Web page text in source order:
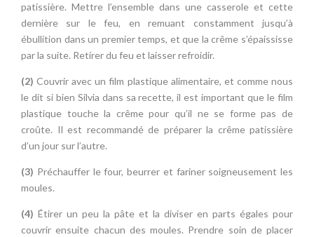
patissière. Mettre l’ensemble dans une casserole et cette
dernière sur le feu, en remuant constamment jusqu’à
ébullition dans un premier temps, et que la crême s’épaississe
par la suite. Retirer du feu et laisser refroidir.
(2) Couvrir avec un film plastique alimentaire, et comme nous
le dit si bien Silvia dans sa recette, il est important que le film
plastique touche la crême pour qu’il ne se forme pas de
croûte. Il est recommandé de préparer la crême patissière
d’un jour sur l’autre.
(3) Préchauffer le four, beurrer et fariner soigneusement les
moules.
(4) Étirer un peu la pâte et la diviser en parts égales pour
couvrir ensuite chacun des moules. Prendre soin de placer